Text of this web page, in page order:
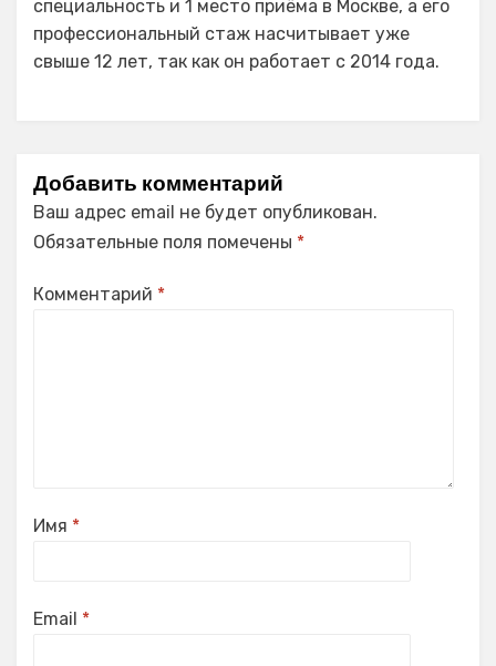
специальность и 1 место приёма в Москве, а его
профессиональный стаж насчитывает уже
свыше 12 лет, так как он работает с 2014 года.
Добавить комментарий
Ваш адрес email не будет опубликован.
Обязательные поля помечены *
Комментарий *
Имя *
Email *